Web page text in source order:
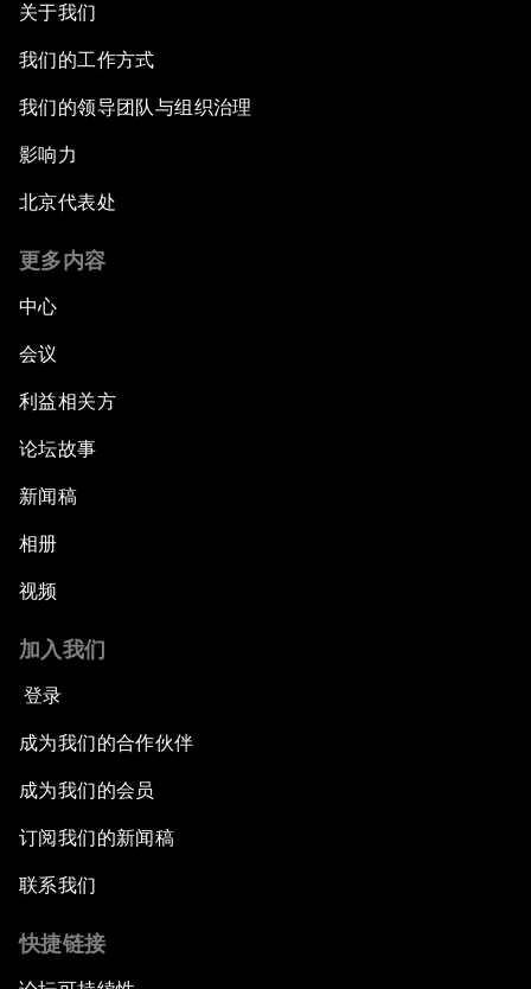
关于我们
我们的工作方式
我们的领导团队与组织治理
影响力
北京代表处
更多内容
中心
会议
利益相关方
论坛故事
新闻稿
相册
视频
加入我们
登录
成为我们的合作伙伴
成为我们的会员
订阅我们的新闻稿
联系我们
快捷链接